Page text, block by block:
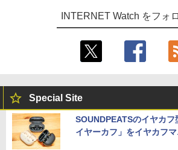
INTERNET Watch をフォ
Special Site
SOUNDPEATSのイヤカ
イヤーカフ」をイヤカフ